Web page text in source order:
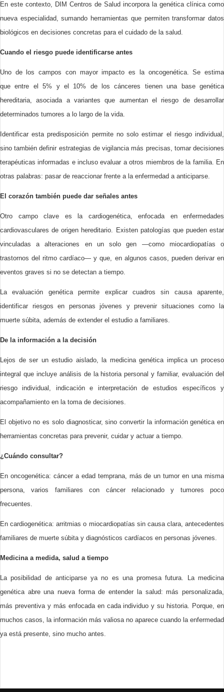
En este contexto, DIM Centros de Salud incorpora la genética clínica como
nueva especialidad, sumando herramientas que permiten transformar datos
biológicos en decisiones concretas para el cuidado de la salud.
Cuando el riesgo puede identificarse antes
Uno de los campos con mayor impacto es la oncogenética. Se estima
que entre el 5% y el 10% de los cánceres tienen una base genética
hereditaria, asociada a variantes que aumentan el riesgo de desarrollar
determinados tumores a lo largo de la vida.
Identificar esta predisposición permite no solo estimar el riesgo individual,
sino también definir estrategias de vigilancia más precisas, tomar decisiones
terapéuticas informadas e incluso evaluar a otros miembros de la familia. En
otras palabras: pasar de reaccionar frente a la enfermedad a anticiparse.
El corazón también puede dar señales antes
Otro campo clave es la cardiogenética, enfocada en enfermedades
cardiovasculares de origen hereditario. Existen patologías que pueden estar
vinculadas a alteraciones en un solo gen —como miocardiopatías o
trastornos del ritmo cardíaco— y que, en algunos casos, pueden derivar en
eventos graves si no se detectan a tiempo.
La evaluación genética permite explicar cuadros sin causa aparente,
identificar riesgos en personas jóvenes y prevenir situaciones como la
muerte súbita, además de extender el estudio a familiares.
De la información a la decisión
Lejos de ser un estudio aislado, la medicina genética implica un proceso
integral que incluye análisis de la historia personal y familiar, evaluación del
riesgo individual, indicación e interpretación de estudios específicos y
acompañamiento en la toma de decisiones.
El objetivo no es solo diagnosticar, sino convertir la información genética en
herramientas concretas para prevenir, cuidar y actuar a tiempo.
¿Cuándo consultar?
En oncogenética: cáncer a edad temprana, más de un tumor en una misma
persona, varios familiares con cáncer relacionado y tumores poco
frecuentes.
En cardiogenética: arritmias o miocardiopatías sin causa clara, antecedentes
familiares de muerte súbita y diagnósticos cardíacos en personas jóvenes.
Medicina a medida, salud a tiempo
La posibilidad de anticiparse ya no es una promesa futura. La medicina
genética abre una nueva forma de entender la salud: más personalizada,
más preventiva y más enfocada en cada individuo y su historia. Porque, en
muchos casos, la información más valiosa no aparece cuando la enfermedad
ya está presente, sino mucho antes.